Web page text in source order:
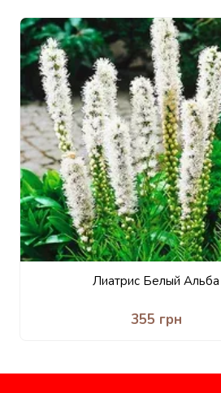
Лиатрис Белый Альба
355 грн